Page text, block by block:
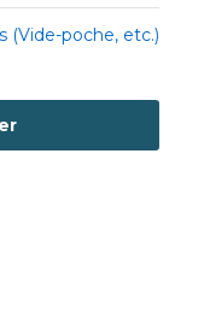
(Vide-poche, etc.)